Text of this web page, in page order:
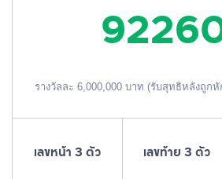
รางวัลละ 6,000,000 บาท (รับสุทธิหลังถูก
เลขหน้า 3 ตัว เลขท้าย 3 ตัว